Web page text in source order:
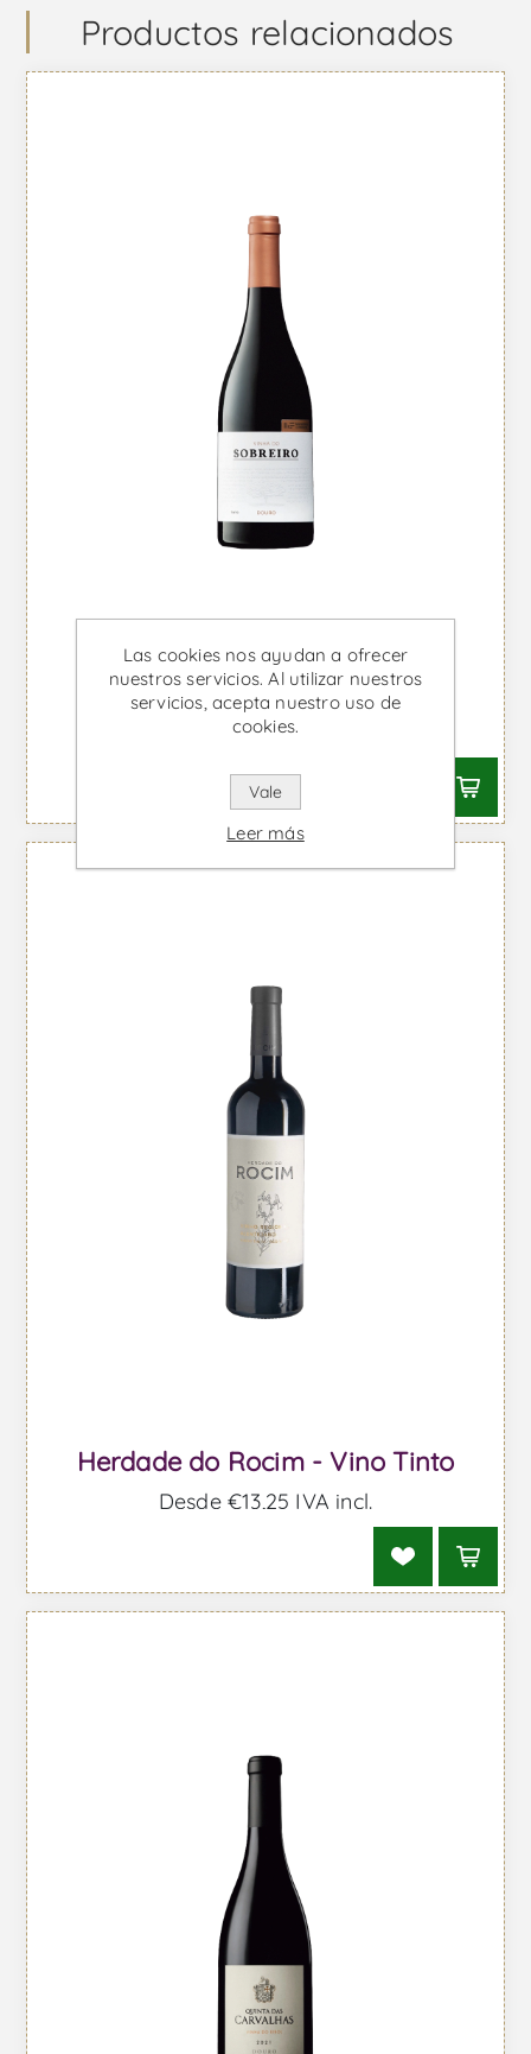
Productos relacionados
Vinha do Sobreiro - Vino Tinto
Desde €26,65 IVA incl.
Herdade do Rocim - Vino Tinto
Desde €13,25 IVA incl.
Las cookies nos ayudan a ofrecer
nuestros servicios. Al utilizar nuestros
servicios, acepta nuestro uso de
cookies.
Vale
Leer más